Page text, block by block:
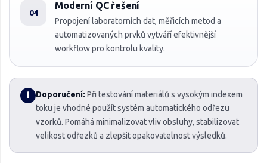
04
Moderní QC řešení
Propojení laboratorních dat, měřicích metod a
automatizovaných prvků vytváří efektivnější
workflow pro kontrolu kvality.
i Doporučení: Při testování materiálů s vysokým indexem
toku je vhodné použít systém automatického odřezu
vzorků. Pomáhá minimalizovat vliv obsluhy, stabilizovat
velikost odřezků a zlepšit opakovatelnost výsledků.